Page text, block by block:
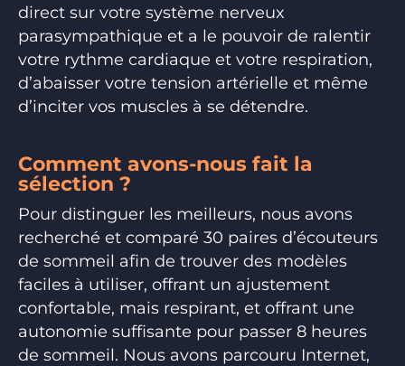
direct sur votre système nerveux
parasympathique et a le pouvoir de ralentir
votre rythme cardiaque et votre respiration,
d’abaisser votre tension artérielle et même
d’inciter vos muscles à se détendre.
Comment avons-nous fait la
sélection ?
Pour distinguer les meilleurs, nous avons
recherché et comparé 30 paires d’écouteurs
de sommeil afin de trouver des modèles
faciles à utiliser, offrant un ajustement
confortable, mais respirant, et offrant une
autonomie suffisante pour passer 8 heures
de sommeil. Nous avons parcouru Internet,